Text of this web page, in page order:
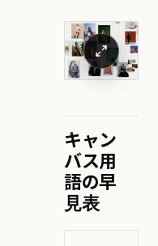
キャン
バス用
語の早
見表